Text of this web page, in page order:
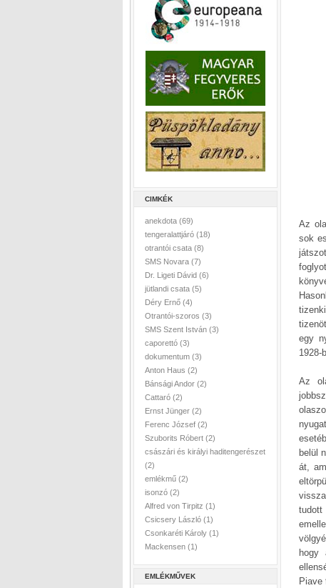
CIMKÉK
anekdota (69)
tengeralattjáró (18)
otrantói csata (8)
SMS Novara (7)
Dr. Ligeti Dávid (6)
jütlandi csata (5)
Déry Ernő (4)
Otrantói-szoros (3)
SMS Szent István (3)
caporettó (3)
dokumentum (3)
Anton Haus (2)
Bánsági Andor (2)
Cattaró (2)
Ernst Jünger (2)
Ferenc József (2)
Szuborits Róbert (2)
császári és királyi haditengerészet
(2)
emlékmű (2)
isonzó (2)
Alfred von Tirpitz (1)
Csicsery László (1)
Csonkaréti Károly (1)
Mackensen (1)
EMLÉKMŰVEK
Az
sok
egy
1928-
Az
belül
át,
hogy
Piave